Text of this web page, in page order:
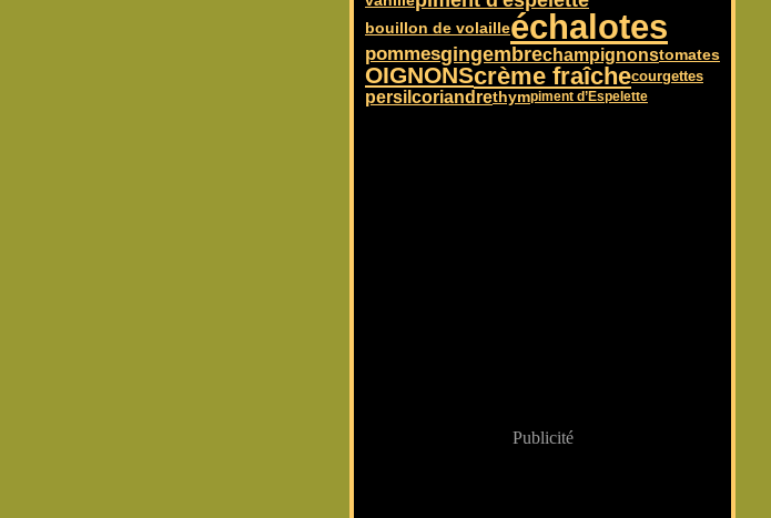
bouillon de volailleéchalotes
pommesgingembrechampignonstomates
OIGNONScrème fraîchecourgettes
persil coriandrethympiment d’Espelette
Publicité